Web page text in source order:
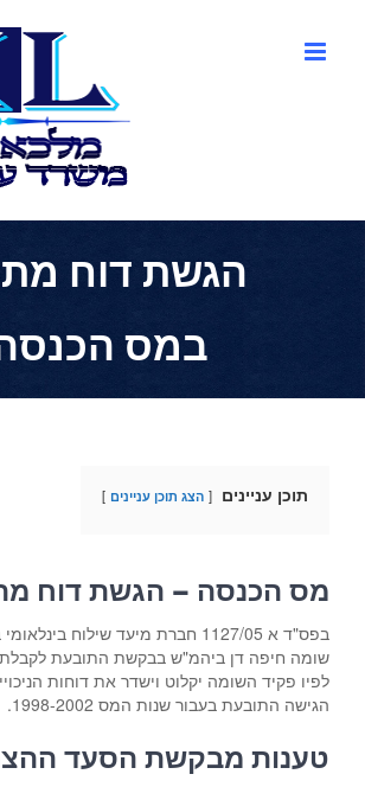
הגשת דוח
במס
תוכן עניינים הצג תוכן עניינים
מס הכנסה – הגשת דוח
בפס"ד א 1127/05 חברת מיעד שילוח
שומה חיפה דן ביהמ"ש בבקשת התובעת לקבלת
לפיו פקיד השומה יקלוט וישדר את דוחות
הגישה התובעת בעבור שנות המס 1998-2002.
טענות מבקשת הסעד